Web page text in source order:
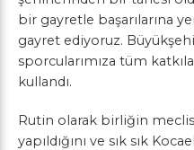
bir gayretle başarılarına
gayret ediyoruz.
sporcularımıza tüm
kullandı.
Rutin olarak birliğin
yapıldığını ve sık sık